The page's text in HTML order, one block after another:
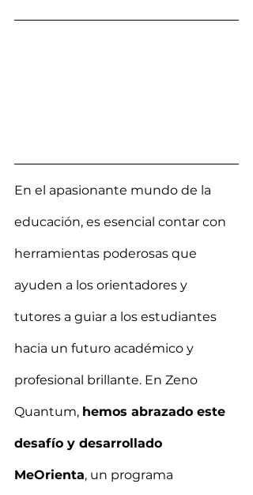
En el apasionante mundo de la
educación, es esencial contar con
herramientas poderosas que
ayuden a los orientadores y
tutores a guiar a los estudiantes
hacia un futuro académico y
profesional brillante. En Zeno
Quantum, hemos abrazado este
desafío y desarrollado
MeOrienta, un programa